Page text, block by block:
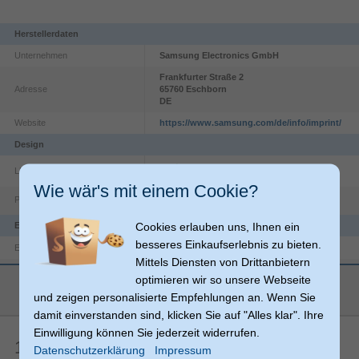
durchdringen, deshalb kannst du dein Smartphone
zum Aufladen einfach hinlegen.
Farbige LED, die du dimmen kannst
Die farbige LED-Anzeige zeigt dir den aktuellen
Ladestatus an und lässt sich nachts dimmen, damit
Herstellerdaten
Unternehmen Samsung Electronics GmbH
Adresse
Frankfurter Straße 2
65760 Eschborn
DE
Website https://www.samsung.com/de/info/imprint/
Design
LED-Anzeigen
Produktfarbe Schwarz
Energie
Eingangsspannung 9 V
1.67 A
Gewicht & Abmessungen
Gewicht 85 g
Höhe 14,7 mm
mehr anzeigen
1 Artikelbewertungen
Wie wär's mit einem Cookie?
Cookies erlauben uns, Ihnen ein
besseres Einkaufserlebnis zu bieten.
Mittels Diensten von Drittanbietern
optimieren wir so unsere Webseite
und zeigen personalisierte Empfehlungen an. Wenn Sie
damit einverstanden sind, klicken Sie auf "Alles klar". Ihre
Einwilligung können Sie jederzeit widerrufen.
Datenschutzerklärung
Impressum